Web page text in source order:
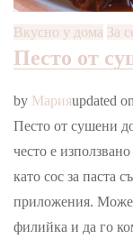
Вкусно у дома За
Песто от
by Марияupdated on
Песто от сушени
често е
като сос за паста
приложения.
филийка и да го